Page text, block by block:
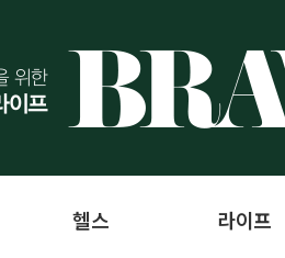
헬스 라이프